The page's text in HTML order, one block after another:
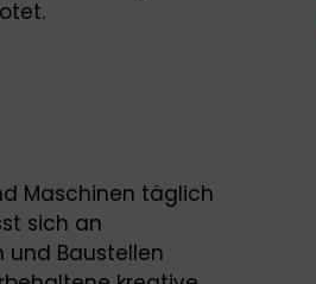
Maschinen täglich
sich an
Baustellen